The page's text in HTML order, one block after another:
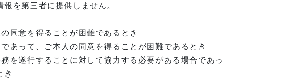
を第三者に提供しません。
同意を得ることが困難であるとき
あって、ご本人の同意を得ることが困難であるとき
を遂行することに対して協力する必要がある場合であっ
き